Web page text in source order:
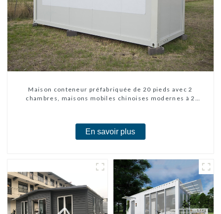
Maison conteneur préfabriquée de 20 pieds avec 2
chambres, maisons mobiles chinoises modernes à 2
En savoir plus